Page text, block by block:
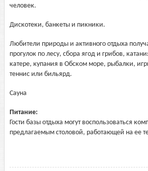
человек.
Дискотеки, банкеты и пикники.
Любители природы и активного отдыха
прогулок по лесу, сбора ягод и грибов,
катере, купания в Обском море, рыбалки,
теннис или бильярд.
Сауна
Питание:
Гости базы отдыха могут воспользоваться
предлагаемым столовой, работающей на ее